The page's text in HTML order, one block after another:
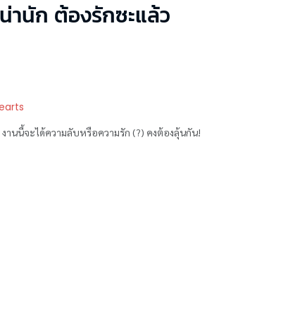
นัก ต้องรักซะแล้ว
งานนี้จะได้ความลับหรือความรัก (?) คงต้องลุ้นกัน!